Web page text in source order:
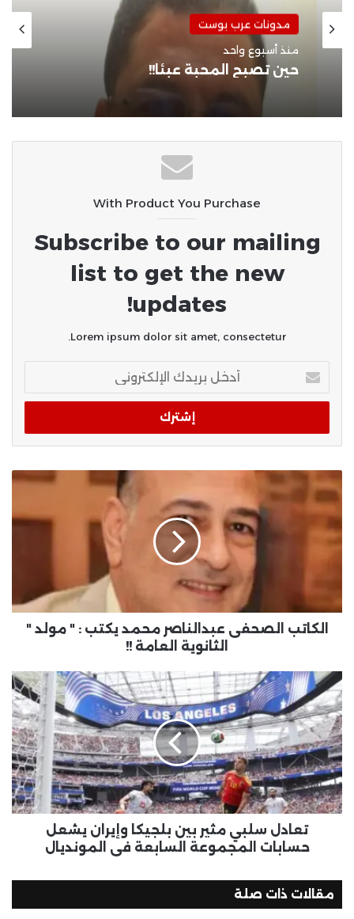
مدونات عرب بوست
منذ أسبوع واحد
حين تصبح المحبة عبئًا!!
مدونات عرب بوست
منذ أسبوعين
حين غاب الأب!!
With Product You Purchase
Subscribe to our mailing
list to get the new
updates!
Lorem ipsum dolor sit amet, consectetur.
بريدك
الإلكتروني
الكاتب الصحفى عبدالناصر محمد يكتب : " مولد "
الثانوية العامة !!
تعادل سلبي مثير بين بلجيكا وإيران يشعل
حسابات المجموعة السابعة في المونديال
مقالات ذات صلة